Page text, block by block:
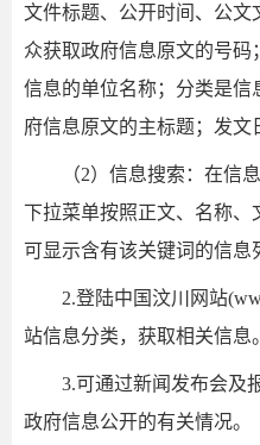
文件标题、公开时间、公
众获取政府信息原文的号
信息的单位名称；分类是
府信息原文的主标题；发文
（2）信息搜索：在信
下拉菜单按照正文、名称、
可显示含有该关键词的信息
2.登陆中国汶川网站
站信息分类，获取相关信息。
3.可通过新闻发布会及
政府信息公开的有关情况。